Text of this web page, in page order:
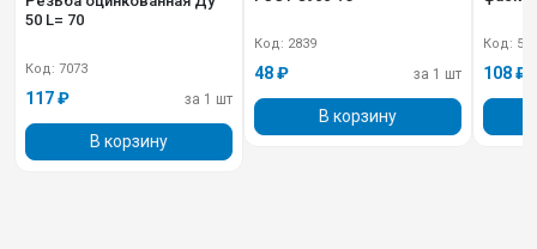
50 L= 70
Код: 7073
117 ₽ за 1 шт
В корзину
Код: 2839
48 ₽ за 1 шт
В корзину
Код:
108 ₽